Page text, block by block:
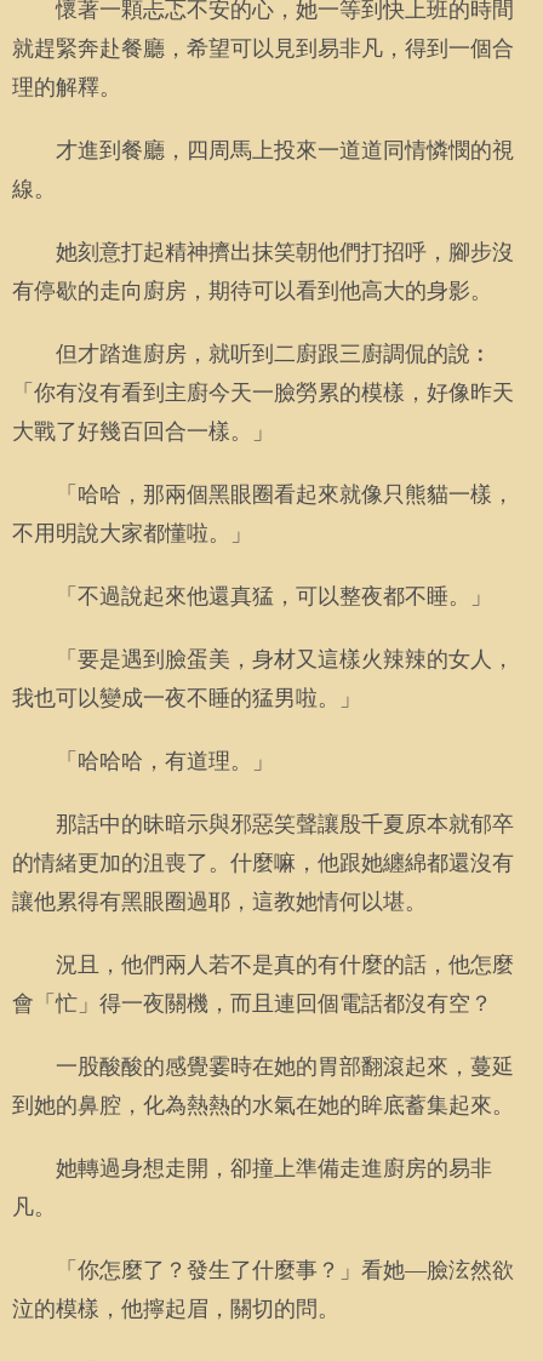
懷著一顆忐忑不安的心，她一等到快上班的時間
就趕緊奔赴餐廳，希望可以見到易非凡，得到一個合
理的解釋。
才進到餐廳，四周馬上投來一道道同情憐憫的視
線。
她刻意打起精神擠出抹笑朝他們打招呼，腳步沒
有停歇的走向廚房，期待可以看到他高大的身影。
但才踏進廚房，就听到二廚跟三廚調侃的說︰
「你有沒有看到主廚今天一臉勞累的模樣，好像昨天
大戰了好幾百回合一樣。」
「哈哈，那兩個黑眼圈看起來就像只熊貓一樣，
不用明說大家都懂啦。」
「不過說起來他還真猛，可以整夜都不睡。」
「要是遇到臉蛋美，身材又這樣火辣辣的女人，
我也可以變成一夜不睡的猛男啦。」
「哈哈哈，有道理。」
那話中的昧暗示與邪惡笑聲讓殷千夏原本就郁卒
的情緒更加的沮喪了。什麼嘛，他跟她纏綿都還沒有
讓他累得有黑眼圈過耶，這教她情何以堪。
況且，他們兩人若不是真的有什麼的話，他怎麼
會「忙」得一夜關機，而且連回個電話都沒有空？
一股酸酸的感覺霎時在她的胃部翻滾起來，蔓延
到她的鼻腔，化為熱熱的水氣在她的眸底蓄集起來。
她轉過身想走開，卻撞上準備走進廚房的易非
凡。
「你怎麼了？發生了什麼事？」看她—臉泫然欲
泣的模樣，他擰起眉，關切的問。